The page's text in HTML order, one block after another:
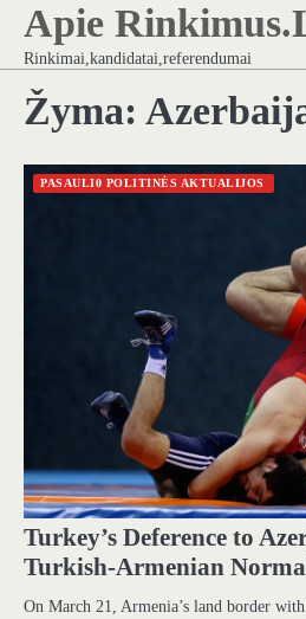
Skip
content
Apie
Rinkimai,kandidatai,referendumai
Žyma:
PASAULI0 POLITINĖS AKTUALIJOS
Turkey’s Deference to
Turkish-Armenian
On March 21, Armenia’s land border